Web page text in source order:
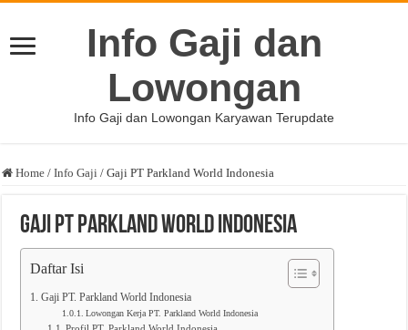
Info Gaji dan
Lowongan
Info Gaji dan Lowongan Karyawan Terupdate
Home / Info Gaji / Gaji PT Parkland World Indonesia
Gaji PT Parkland World Indonesia
Daftar Isi
Gaji PT. Parkland World Indonesia
Lowongan Kerja PT. Parkland World Indonesia